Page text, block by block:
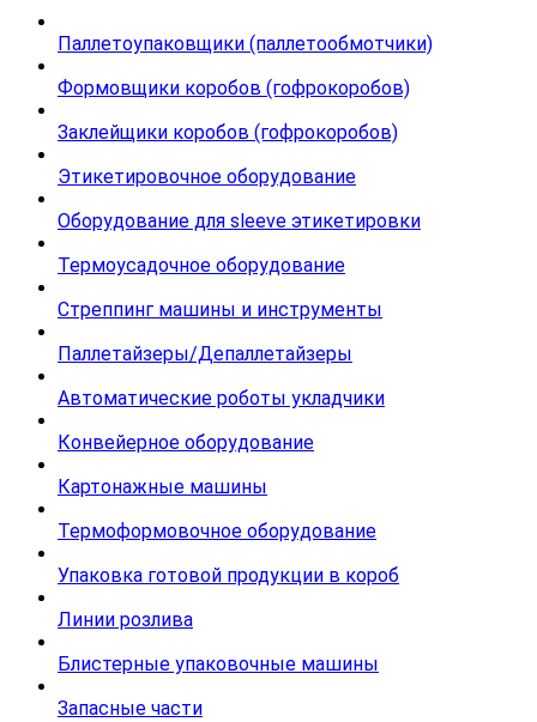
Паллетоупаковщики (паллетообмотчики)
Формовщики коробов (гофрокоробов)
Заклейщики коробов (гофрокоробов)
Этикетировочное оборудование
Оборудование для sleeve этикетировки
Термоусадочное оборудование
Стреппинг машины и инструменты
Паллетайзеры/Депаллетайзеры
Автоматические роботы укладчики
Конвейерное оборудование
Картонажные машины
Термоформовочное оборудование
Упаковка готовой продукции в короб
Линии розлива
Блистерные упаковочные машины
Запасные части